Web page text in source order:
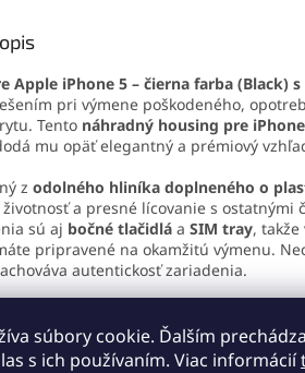
súbory cookie. Ďalším
s ich používaním. Viac informácií
Apple iPhone 5 – čierna farba (Black)
pri výmene poškodeného,
Tento náhradný housing pre
mu opäť elegantný a prémiový
z odolného hliníka doplneného o
a presné lícovanie s ostatnými
sú aj bočné tlačidlá a SIM tray,
pripravené na okamžitú výmenu.
autentickosť zariadenia.
Apple iPhone 5